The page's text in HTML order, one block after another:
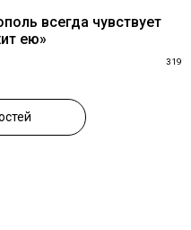
всегда чувствует
ею»
319